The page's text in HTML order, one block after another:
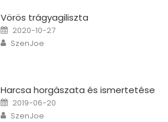
Vörös trágyagiliszta
Posted on
2020-10-27
Author
SzenJoe
Harcsa horgászata és ismertetése
Posted on
2019-06-20
Author
SzenJoe